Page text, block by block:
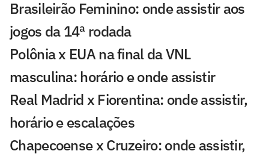
Brasileirão Feminino: onde assistir aos
jogos da 14ª rodada
Polônia x EUA na final da VNL
masculina: horário e onde assistir
Real Madrid x Fiorentina: onde assistir,
horário e escalações
Chapecoense x Cruzeiro: onde assistir,